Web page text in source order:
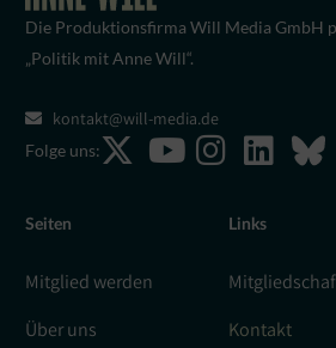
Die Produktionsfirma Will Media GmbH
„Politik mit Anne Will“.
kontakt@will-media.de
Folge uns:
Seiten
Mitglied werden
Über uns
Links
Kontakt